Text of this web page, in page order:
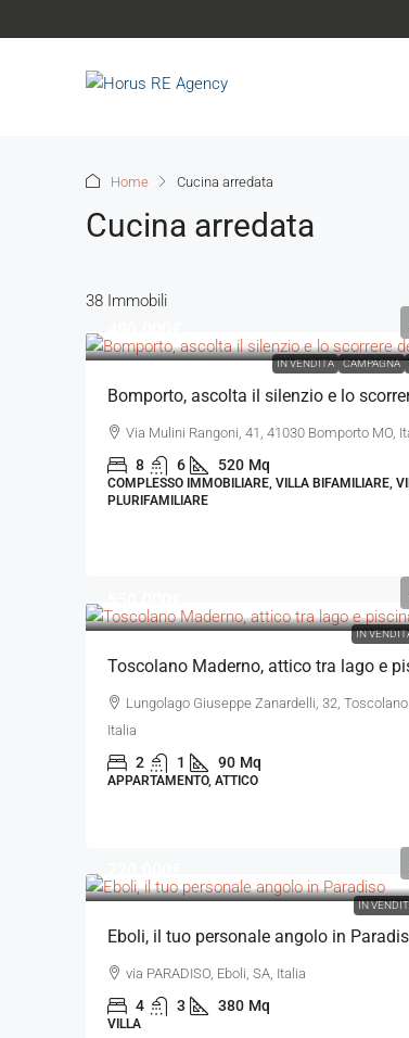
Home Cucina arredata
Cucina arredata
38 Immobili
IN VENDITA CAMPAGNA
Bomporto, ascolta il silenzio e lo
Via Mulini Rangoni, 41, 41030 Bomporto MO,
8 6 520 Mq
COMPLESSO IMMOBILIARE, VILLA BIFAMILIARE,
PLURIFAMILIARE
IN
Toscolano Maderno, attico tra lago e
Lungolago Giuseppe Zanardelli, 32, Toscolano
Italia
2 1 90 Mq
APPARTAMENTO, ATTICO
IN
Eboli, il tuo personale angolo in
via PARADISO, Eboli, SA, Italia
4 3 380 Mq
VILLA